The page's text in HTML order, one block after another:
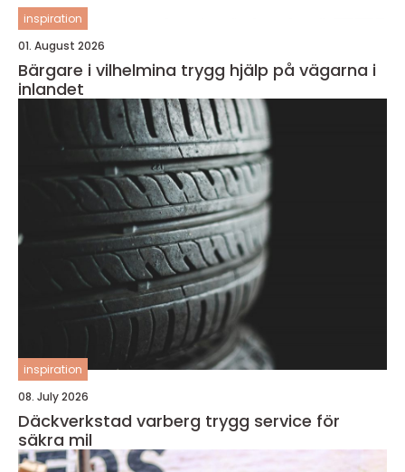
inspiration
01. August 2026
Bärgare i vilhelmina trygg hjälp på vägarna i
inlandet
inspiration
08. July 2026
Däckverkstad varberg trygg service för
säkra mil